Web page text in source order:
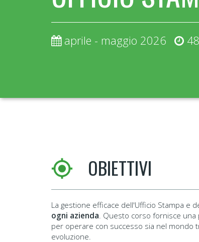
aprile - maggio 2026
OBIETTIVI
La gestione efficace dell'Ufficio Stampa e
ogni azienda. Questo corso fornisce
per operare con successo sia nel mondo
evoluzione.